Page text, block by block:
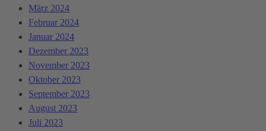
März 2024
Februar 2024
Januar 2024
Dezember 2023
November 2023
Oktober 2023
September 2023
August 2023
Juli 2023